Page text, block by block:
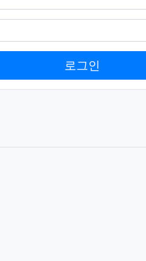
로그인